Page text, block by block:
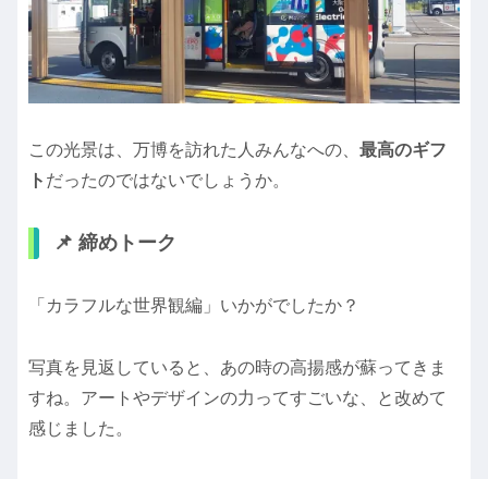
この光景は、万博を訪れた人みんなへの、 最高のギフ
ト だったのではないでしょうか。
📌 締めトーク
「カラフルな世界観編」いかがでしたか？
写真を見返していると、あの時の高揚感が蘇ってきま
すね。アートやデザインの力ってすごいな、と改めて
感じました。